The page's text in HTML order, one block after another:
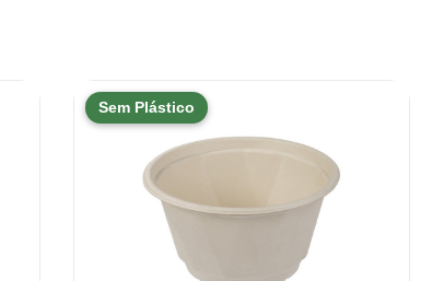
Sem Plástico